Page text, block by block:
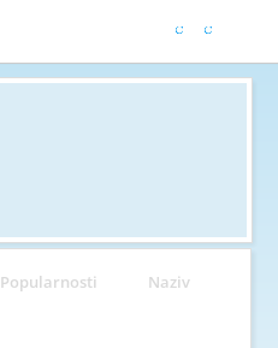
Popularnosti Naziv